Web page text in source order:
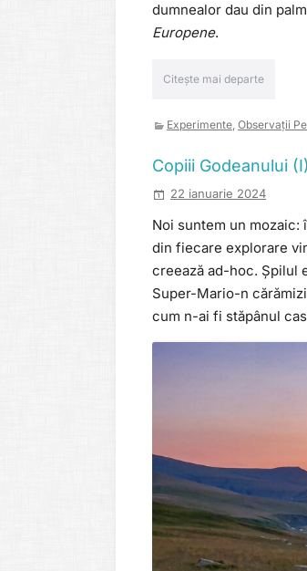
dumnealor dau din
Europene.
Citește mai departe
Experimente, Observații
Copiii Godeanului
22 ianuarie 2024
Noi suntem un mozaic:
din fiecare explorare
creează ad-hoc. Șpilul
Super-Mario-n
cum n-ai fi stăpânul